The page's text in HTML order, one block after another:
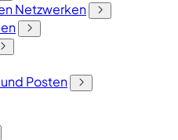
Netzwerken
Posten